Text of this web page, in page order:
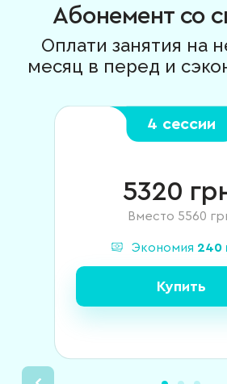
Абонемент со
Оплати занятия на
месяц в перед и
4 сессии
5320
Вместо 5560
Экономия 240
Купить